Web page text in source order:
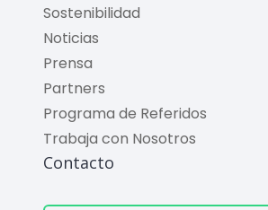
Sostenibilidad
Noticias
Prensa
Partners
Programa de Referidos
Trabaja con Nosotros
Contacto